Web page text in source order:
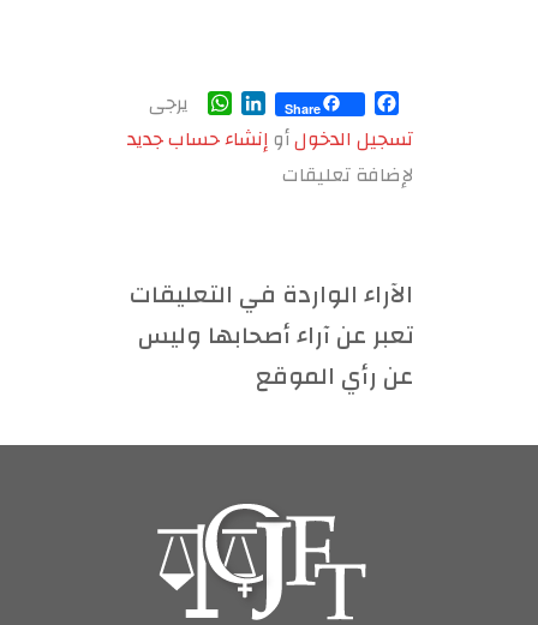
Facebook
Share
LinkedIn
WhatsApp
يرجى
تسجيل الدخولأوإنشاء حساب جديد
لإضافة تعليقات
الآراء الواردة في التعليقات
تعبر عن آراء أصحابها وليس
عن رأي الموقع